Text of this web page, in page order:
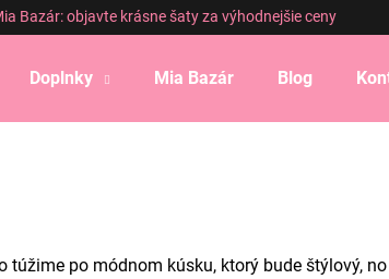
Bazár: objavte krásne šaty za výhodnejšie ceny
Doplnky Mia Bazár Blog
po módnom kúsku, ktorý bude štýlový,
nájsť?